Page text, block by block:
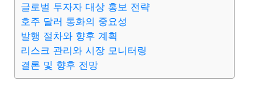
요리 상품리뷰 원예 금융
대출 자동차 취미 여행 맛집
종교 사회 정치 건강 의료 의학 경제 마케팅
글로벌 투자자 대상 홍보 전략
호주 달러 통화의 중요성
발행 절차와 향후 계획
리스크 관리와 시장 모니터링
결론 및 향후 전망